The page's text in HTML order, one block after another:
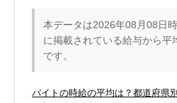
本データは2026年08月08日
に掲載されている給与から平
です。
バイトの時給の平均は？都道府県